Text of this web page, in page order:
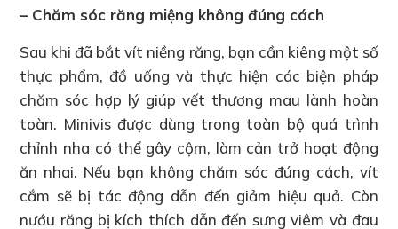
– Chăm sóc răng miệng không đúng cách
Sau khi đã bắt vít niềng răng, bạn cần kiêng một số
thực phẩm, đồ uống và thực hiện các biện pháp
chăm sóc hợp lý giúp vết thương mau lành hoàn
toàn. Minivis được dùng trong toàn bộ quá trình
chỉnh nha có thể gây cộm, làm cản trở hoạt động
ăn nhai. Nếu bạn không chăm sóc đúng cách, vít
cắm sẽ bị tác động dẫn đến giảm hiệu quả. Còn
nướu răng bị kích thích dẫn đến sưng viêm và đau